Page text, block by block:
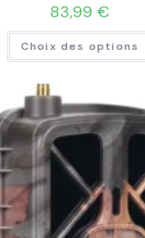
83,99 €
Choix des options